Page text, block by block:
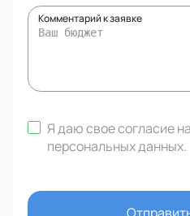
Комментарий к заявке
Я даю свое согласие на
персональных данных.